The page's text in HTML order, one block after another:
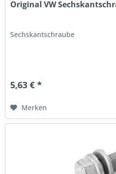
Original VW
Sechskantschraube
5,63 € *
Merken